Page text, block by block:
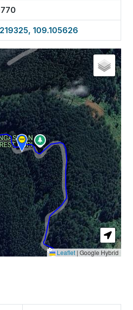
109.105626
Leaflet | Google Hybrid